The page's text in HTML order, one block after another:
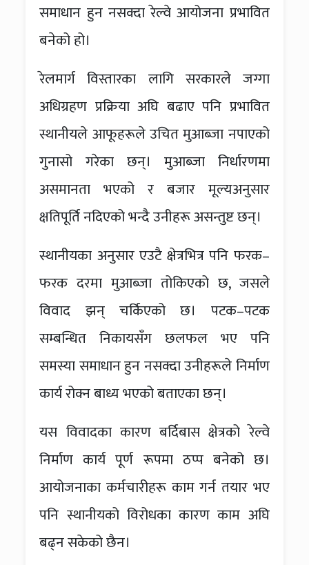
समाधान हुन नसक्दा रेल्वे आयोजना प्रभावित
बनेको हो।
रेलमार्ग विस्तारका लागि सरकारले जग्गा
अधिग्रहण प्रक्रिया अघि बढाए पनि प्रभावित
स्थानीयले आफूहरूले उचित मुआब्जा नपाएको
गुनासो गरेका छन्। मुआब्जा निर्धारणमा
असमानता भएको र बजार मूल्यअनुसार
क्षतिपूर्ति नदिएको भन्दै उनीहरू असन्तुष्ट छन्।
स्थानीयका अनुसार एउटै क्षेत्रभित्र पनि फरक–
फरक दरमा मुआब्जा तोकिएको छ, जसले
विवाद झन् चर्किएको छ। पटक–पटक
सम्बन्धित निकायसँग छलफल भए पनि
समस्या समाधान हुन नसक्दा उनीहरूले निर्माण
कार्य रोक्न बाध्य भएको बताएका छन्।
यस विवादका कारण बर्दिबास क्षेत्रको रेल्वे
निर्माण कार्य पूर्ण रूपमा ठप्प बनेको छ।
आयोजनाका कर्मचारीहरू काम गर्न तयार भए
पनि स्थानीयको विरोधका कारण काम अघि
बढ्न सकेको छैन।